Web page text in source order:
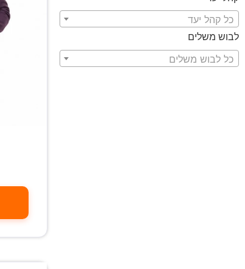
כל קהל יעד
לבוש משלים
כל לבוש משלים